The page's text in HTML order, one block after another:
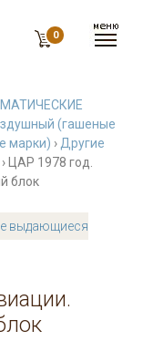
0
(гашеные
марки) › Другие
› ЦАР 1978 год.
блок
выдающиеся